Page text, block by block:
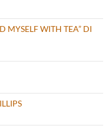
MYSELF WITH TEA” DI